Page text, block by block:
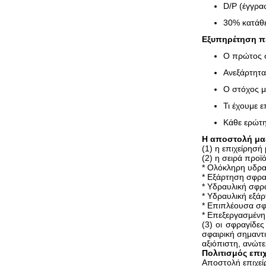
D/P
30%
Εξυπηρέτηση
Ο πρώτος
Ο στόχος
Τι έχουμε
Κάθε
Η αποστολή
(1) η
(2) η σειρά
* Ολόκληρη
* Εξάρτηση
* Υδραυλική
* Υδραυλική
* Επιπλέουσα
* Επεξεργασμένη
(3) οι
σφαιρική
αξιόπιστη,
Πολιτισμός
Αποστολή